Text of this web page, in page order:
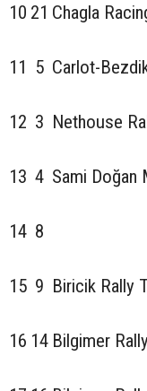
10 21 Chagla
11 5 Carlot-
12 3 Nethouse
13 4 Sami Doğan
14 8
15 9 Biricik Rally
16 14 Bilgimer